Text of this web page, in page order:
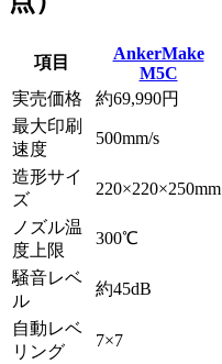
項目
AnkerMake
M5C
実売価格
約69,990円
最大印刷
速度
500mm/s
造形サイ
ズ
220×220×250mm
ノズル温
度上限
300℃
騒音レベ
ル
約45dB
自動レベ
リング
7×7